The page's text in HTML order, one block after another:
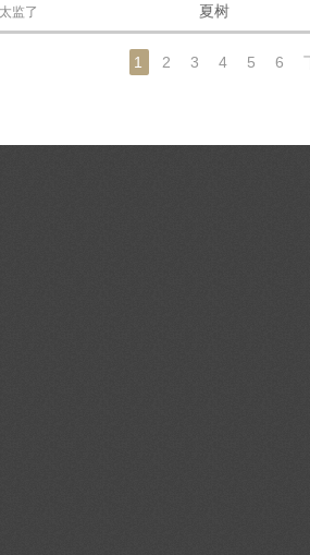
太监了 夏树
1 2 3 4 5 6